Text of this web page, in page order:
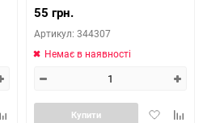
55 грн.
Артикул: 344307
Немає в наявності
Додати
Купити